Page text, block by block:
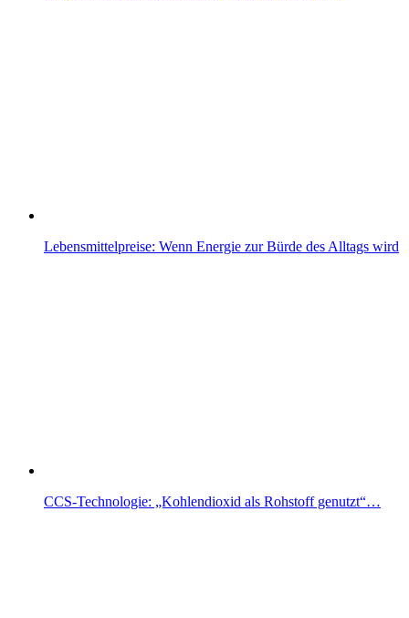
Lebensmittelpreise: Wenn Energie zur Bürde des Alltags wird
CCS-Technologie: „Kohlendioxid als Rohstoff genutzt“…